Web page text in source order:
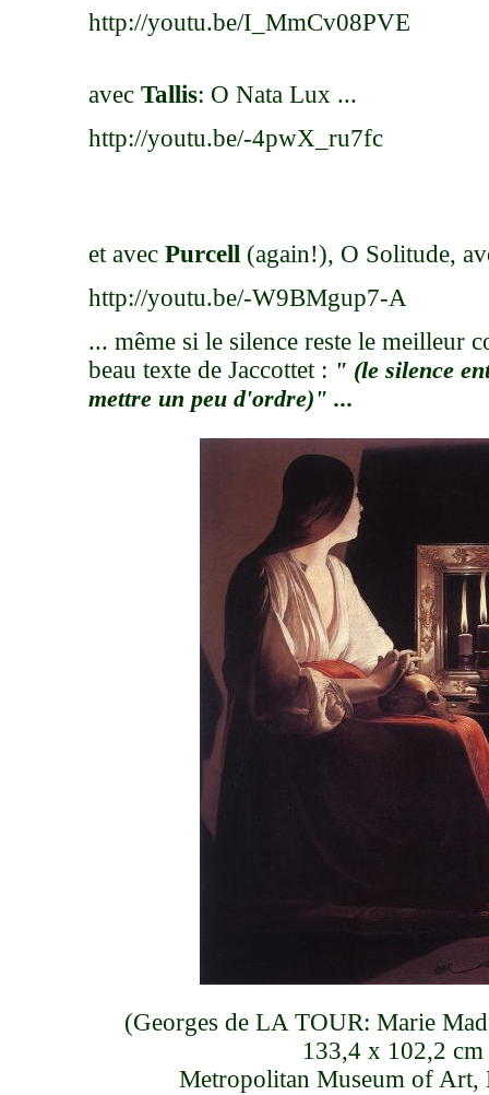
http://youtu.be/I_MmCv08PVE
avec Tallis: O Nata Lux ...
http://youtu.be/-4pwX_ru7fc
et avec Purcell (again!), O Solitude,
http://youtu.be/-W9BMgup7-A
... même si le silence reste le meilleur
beau texte de Jaccottet : " (le silence
mettre un peu d'ordre)" ...
(Georges de LA TOUR: Marie
133,4 x 102,2 cm
Metropolitan Museum of Art,